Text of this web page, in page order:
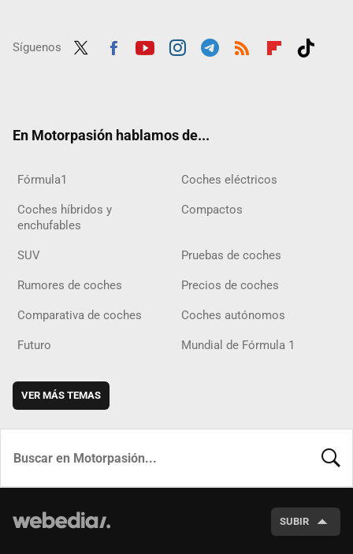
Síguenos
En Motorpasión hablamos de...
Fórmula1 Coches eléctricos
Coches híbridos y
enchufables
Compactos
SUV Pruebas de coches
Rumores de coches Precios de coches
Comparativa de coches Coches autónomos
Futuro Mundial de Fórmula 1
VER MÁS TEMAS
SUBIR